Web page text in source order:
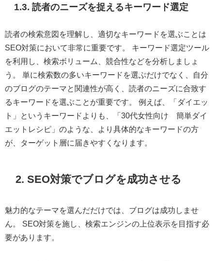
1.3. 読者のニーズを捉えるキーワード選定
読者の検索意図を理解し、適切なキーワードを選ぶことは
SEO対策において非常に重要です。 キーワード選定ツール
を利用し、検索ボリューム、競合性などを分析しましょ
う。 単に検索数の多いキーワードを選ぶだけでなく、自分
のブログのテーマと関連性が高く、読者のニーズに合致す
るキーワードを選ぶことが重要です。 例えば、「ダイエッ
ト」というキーワードよりも、「30代女性向け 簡単ダイ
エットレシピ」のような、より具体的なキーワードの方
が、ターゲット層に届きやすくなります。
2. SEO対策でブログを成功させる
魅力的なテーマを選んだだけでは、ブログは成功しませ
ん。 SEO対策を施し、検索エンジンの上位表示を目指す必
要があります。